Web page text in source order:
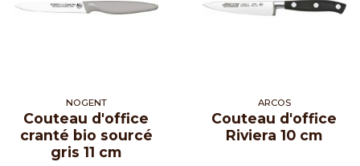
NOGENT
Couteau d'office
cranté bio sourcé
gris 11 cm
ARCOS
Couteau d'office
Riviera 10 cm